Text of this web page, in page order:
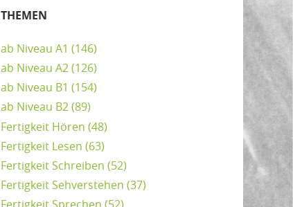
THEMEN
ab Niveau A1 (146)
ab Niveau A2(126)
ab Niveau B1 (154)
ab Niveau B2(89)
Fertigkeit Hören (48)
Fertigkeit Lesen (63)
Fertigkeit Schreiben (52)
Fertigkeit Sehverstehen (37)